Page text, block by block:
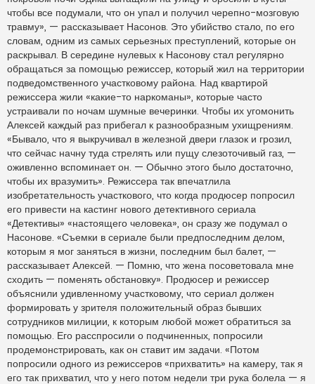
чтобы все подумали, что он упал и получил черепно-мозговую
травму», — рассказывает Насонов. Это убийство стало, по его
словам, одним из самых серьезных преступлений, которые он
раскрывал. В середине нулевых к Насонову стал регулярно
обращаться за помощью режиссер, который жил на территории
подведомственного участковому района. Над квартирой
режиссера жили «какие-то наркоманы», которые часто
устраивали по ночам шумные вечеринки. Чтобы их угомонить
Алексей каждый раз прибегал к разнообразным ухищрениям.
«Бывало, что я выкручивал в железной двери глазок и грозил,
что сейчас начну туда стрелять или пущу слезоточивый газ, —
оживленно вспоминает он. — Обычно этого было достаточно,
чтобы их вразумить». Режиссера так впечатлила
изобретательность участкового, что когда продюсер попросил
его привести на кастинг нового детективного сериала
«Детективы» «настоящего человека», он сразу же подумал о
Насонове. «Съемки в сериале были предпоследним делом,
которым я мог заняться в жизни, последним был балет, —
рассказывает Алексей. — Помню, что жена посоветовала мне
сходить — поменять обстановку». Продюсер и режиссер
объяснили удивленному участковому, что сериал должен
формировать у зрителя положительный образ бывших
сотрудников милиции, к которым любой может обратиться за
помощью. Его расспросили о подчиненных, попросили
продемонстрировать, как он ставит им задачи. «Потом
попросили одного из режиссеров «прихватить» на камеру, так я
его так прихватил, что у него потом недели три рука болела — я